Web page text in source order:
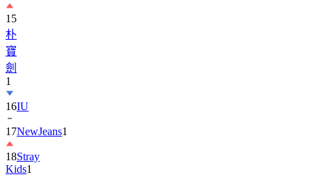
朴
寶
劍
1
16
17NewJeans
18Stray
Kids
19ASTRO